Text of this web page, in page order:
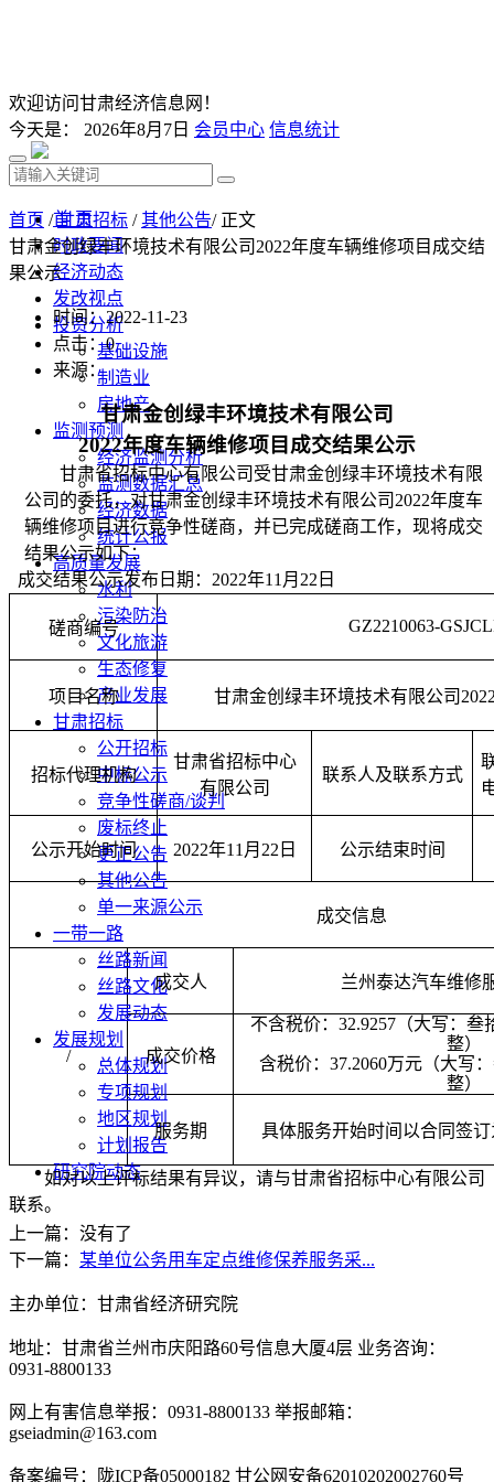
欢迎访问甘肃经济信息网！
今天是： 2026年8月7日 会员中心 信息统计
首 页
时政要闻
经济动态
发改视点
投资分析
基础设施
制造业
房地产
监测预测
经济监测分析
监测数据汇总
经济数据
统计公报
高质量发展
水利
污染防治
文化旅游
生态修复
产业发展
甘肃招标
公开招标
中标公示
竞争性磋商/谈判
废标终止
更正公告
其他公告
单一来源公示
一带一路
丝路新闻
丝路文化
发展动态
发展规划
总体规划
专项规划
地区规划
计划报告
研究院动态
首页 /甘肃招标 /其他公告/ 正文
甘肃金创绿丰环境技术有限公司2022年度车辆维修项目成交结
果公示
时间：2022-11-23
点击：0
来源：
甘肃金创绿丰环境技术有限公司
2022年度车辆维修项目成交结果公示
甘肃省招标中心有限公司受甘肃金创绿丰环境技术有限
公司的委托，对甘肃金创绿丰环境技术有限公司 2022年度车
辆维修项目进行竞争性磋商，并已完成磋商工作，现将成交
结果公示如下：
成交结果公示发布日期： 2022年11 月 22 日
磋商编号 GZ2210063-
项目名称 甘肃金创绿丰环境技术有限公司
招标代理机构
甘肃省招标中心
有限公司
联系人及联系方式
公示开始时间 2022年11 月 22 日 公示结束时间
成交信息
/
成交人 兰州泰达汽车维修
成交价格
不含税价： 32.9257（大写： 叁
整）
含税价： 37.2060万元（大写：
整）
服务期 具体服务开始时间以合同签
如对以上评标结果有异议， 请与甘肃省招标中心有限公司
联系。
上一篇：没有了
下一篇： 某单位公务用车定点维修保养服务采...
主办单位：甘肃省经济研究院
地址：甘肃省兰州市庆阳路60号信息大厦4层 业务咨询：
0931-8800133
网上有害信息举报：0931-8800133 举报邮箱：
gseiadmin@163.com
备案编号：陇ICP备05000182 甘公网安备62010202002760号